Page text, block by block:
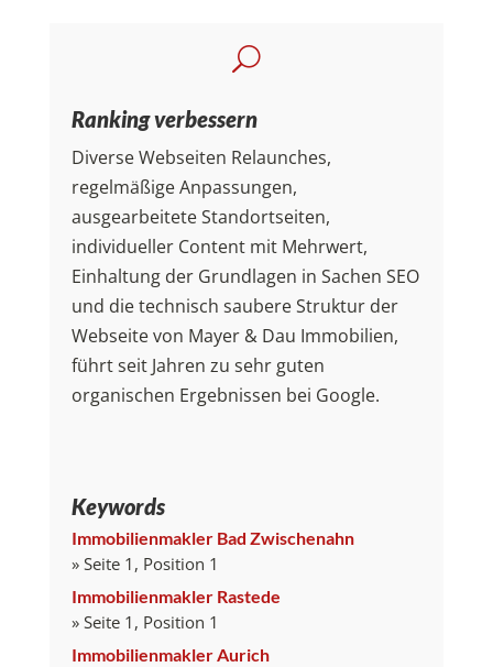
U
Ranking verbessern
Diverse Webseiten Relaunches,
regelmäßige Anpassungen,
ausgearbeitete Standortseiten,
individueller Content mit Mehrwert,
Einhaltung der Grundlagen in Sachen SEO
und die technisch saubere Struktur der
Webseite von Mayer & Dau Immobilien,
führt seit Jahren zu sehr guten
organischen Ergebnissen bei Google.
Keywords
Immobilienmakler Bad Zwischenahn
» Seite 1, Position 1
Immobilienmakler Rastede
» Seite 1, Position 1
Immobilienmakler Aurich